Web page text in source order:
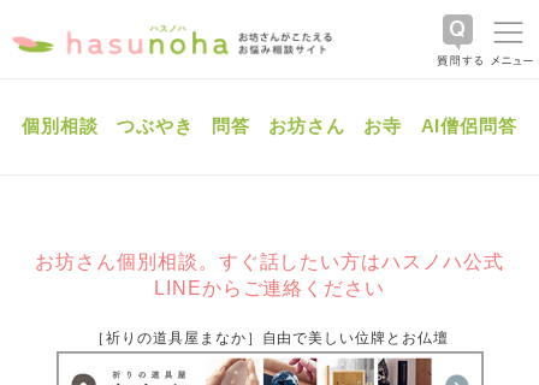
個別相談 つぶやき 問答 お坊さん お寺 AI僧侶問答
お坊さん個別相談。すぐ話したい方はハスノハ公式
LINEからご連絡ください
［祈りの道具屋まなか］自由で美しい位牌とお仏壇